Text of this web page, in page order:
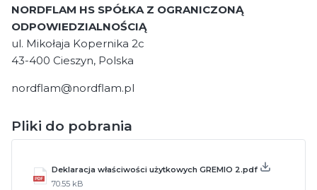
NORDFLAM HS SPÓŁKA Z OGRANICZONĄ
ODPOWIEDZIALNOŚCIĄ
ul. Mikołaja Kopernika 2c
43-400 Cieszyn, Polska
nordflam@nordflam.pl
Pliki do pobrania
Deklaracja właściwości użytkowych GREMIO 2.pdf
70.55 kB